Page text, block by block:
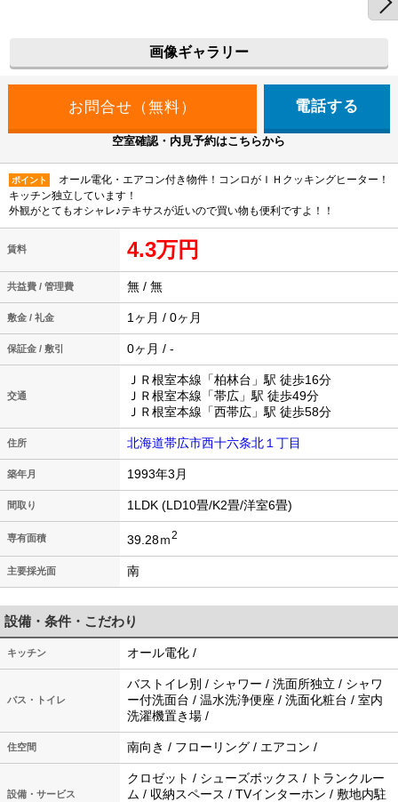
画像ギャラリー
電話する
空室確認・内見予約はこちらから
ポイント
オール電化・エアコン付き物件！コンロがＩＨクッキングヒーター！
キッチン独立しています！
外観がとてもオシャレ♪テキサスが近いので買い物も便利ですよ！！
賃料 4.3万円
共益費 / 管理費 無 / 無
敷金 / 礼金 1ヶ月 / 0ヶ月
保証金 / 敷引 0ヶ月 / -
交通
ＪＲ根室本線「柏林台」駅 徒歩16分
ＪＲ根室本線「帯広」駅 徒歩49分
ＪＲ根室本線「西帯広」駅 徒歩58分
住所 北海道帯広市西十六条北１丁目
築年月 1993年3月
間取り 1LDK (LD10畳/K2畳/洋室6畳)
専有面積 39.28ｍ2
主要採光面 南
設備・条件・こだわり
キッチン オール電化 /
バス・トイレ
バストイレ別 / シャワー / 洗面所独立 / シャワ
ー付洗面台 / 温水洗浄便座 / 洗面化粧台 / 室内
洗濯機置き場 /
住空間 南向き / フローリング / エアコン /
設備・サービス
クロゼット / シューズボックス / トランクルー
ム / 収納スペース / TVインターホン / 敷地内駐